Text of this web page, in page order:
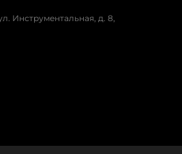
Инструментальная, д. 8,